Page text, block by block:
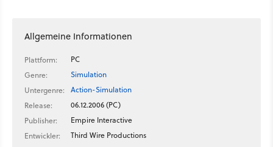
Allgemeine Informationen
Plattform:
PC
Genre:
Simulation
Untergenre:
Action-Simulation
Release:
06.12.2006 (PC)
Publisher:
Empire Interactive
Entwickler:
Third Wire Productions